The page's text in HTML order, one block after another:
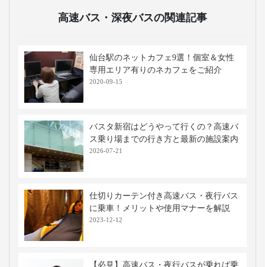
高速バス・深夜バスの関連記事
仙台駅のネットカフェ9選！個室＆女性
専用エリア有りのネカフェをご紹介
2020-09-15
バスタ新宿はどうやって行くの？高速バ
ス乗り場までの行き方と最新の施設案内
2026-07-21
仕切りカーテン付き高速バス・夜行バス
に乗車！メリットや使用マナーを解説
2023-12-12
【必見】高速バス・夜行バスが乗れば乗